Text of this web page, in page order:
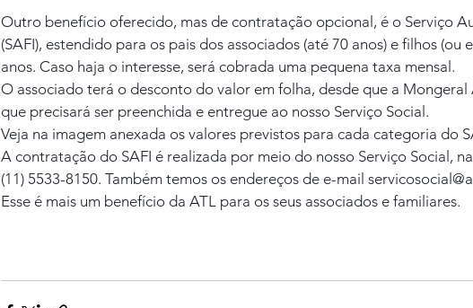
Outro benefício oferecido, mas de contratação opcional, é o Serviço
(SAFI), estendido para os pais dos associados (até 70 anos) e filhos (ou
anos. Caso haja o interesse, será cobrada uma pequena taxa mensal.
O associado terá o desconto do valor em folha, desde que a Mongeral
que precisará ser preenchida e entregue ao nosso Serviço Social.
Veja na imagem anexada os valores previstos para cada categoria do
A contratação do SAFI é realizada por meio do nosso Serviço Social,
(11) 5533-8150. Também temos os endereços de e-mail
Esse é mais um benefício da ATL para os seus associados e familiares.